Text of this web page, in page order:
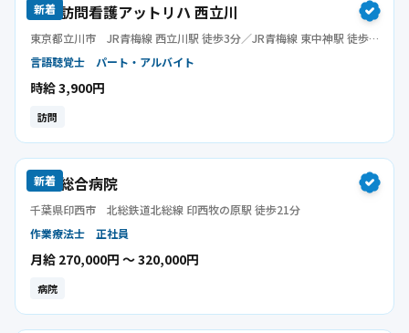
新着
指定訪問看護アットリハ 西立川
東京都立川市 JR青梅線 西立川駅 徒歩3分／JR青梅線 東中神駅 徒歩
言語聴覚士 パート・アルバイト
時給 3,900円
訪問
新着
印西総合病院
千葉県印西市 北総鉄道北総線 印西牧の原駅 徒歩21分
作業療法士 正社員
月給 270,000円 〜 320,000円
病院